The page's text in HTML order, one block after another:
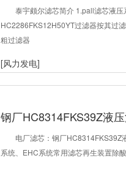
泰宇颇尔滤芯简介 1.pall滤芯液
HC2286FKS12H50YT过滤器按其过
粗过滤器
[风力发电]
钢厂HC8314FKS39Z液
电厂滤芯：钢厂HC8314FKS39Z
系统、EHC系统常用滤芯再生装置除